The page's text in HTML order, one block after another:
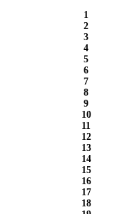
1
2
3
4
5
6
7
8
9
10
11
12
13
14
15
16
17
18